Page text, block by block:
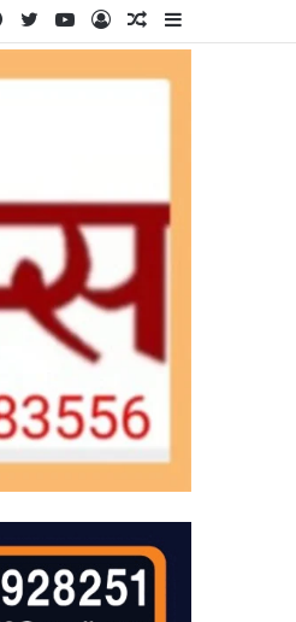
Sidebar
Random
Log
YouTube
Twitter
Facebook